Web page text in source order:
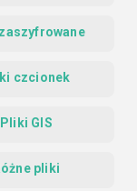
czcionek
Pliki GIS
pliki